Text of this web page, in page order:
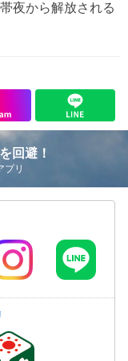
夜から解放される
回避！
リ